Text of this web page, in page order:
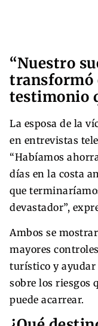
“Nuestro
transformó
testimonio
La esposa de la
en entrevistas
“Habíamos
días en la costa
que
devastador”,
Ambos se
mayores
turístico y ayudar
sobre los riesgos
puede acarrear.